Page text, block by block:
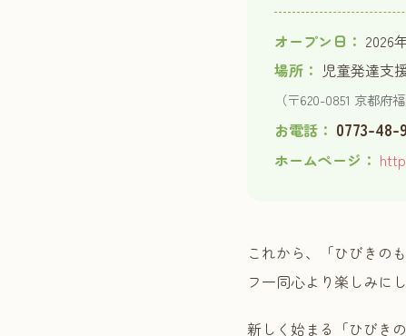
オープン日： 2026
場所： 児童発達支
（〒620-0851 京都府
お電話： 0773-48-
ホームページ：
これから、「ひびきの
フ一同心より楽しみに
新しく始まる「ひびき